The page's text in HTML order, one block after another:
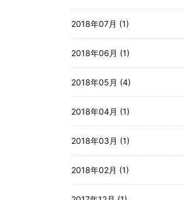
2018年07月 (1)
2018年06月 (1)
2018年05月 (4)
2018年04月 (1)
2018年03月 (1)
2018年02月 (1)